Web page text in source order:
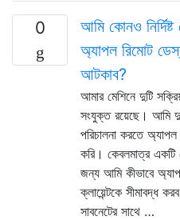
0
আমি কোনও নির্দিষ্ট
অ্যাপল রিমোট
আটকাব?
আমার মেশিনে দুটি
সংযুক্ত রয়েছে। আমি
পরিচালনা করতে
করি। কেবলমাত্র একটি
জন্য আমি কীভাবে
ক্লায়েন্টকে সীমাবদ্ধ
সাবনেটের সাথে …